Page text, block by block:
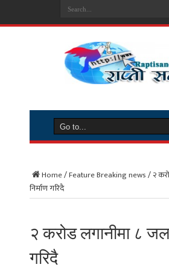
Home/Feature Breaking news/२
निर्माण गरिदै
२ करोड लगानीमा ८
गरिदै